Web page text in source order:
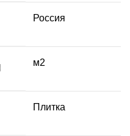
Россия
м2
Плитка